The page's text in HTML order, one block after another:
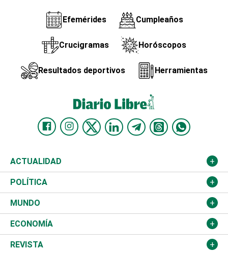
Efemérides Cumpleaños
Crucigramas Horóscopos
Resultados deportivos Herramientas
ACTUALIDAD
Nacional
Ciudad
Educación
Salud
POLÍTICA
Partidos
JCE
TSE
MUNDO
Estados Unidos
América Latina
ECONOMÍA
Finanzas
REVISTA